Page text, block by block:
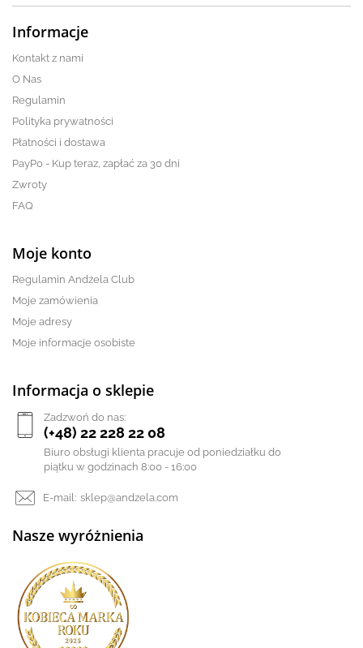
Informacje
Kontakt z nami
O Nas
Regulamin
Polityka prywatności
Płatności i dostawa
PayPo - Kup teraz, zapłać za 30 dni
Zwroty
FAQ
Moje konto
Regulamin Andżela Club
Moje zamówienia
Moje adresy
Moje informacje osobiste
Informacja o sklepie
Zadzwoń do nas:
(+48) 22 228 22 08
Biuro obsługi klienta pracuje od poniedziałku do
piątku w godzinach 8:00 - 16:00
E-mail: sklep@andzela.com
Nasze wyróżnienia